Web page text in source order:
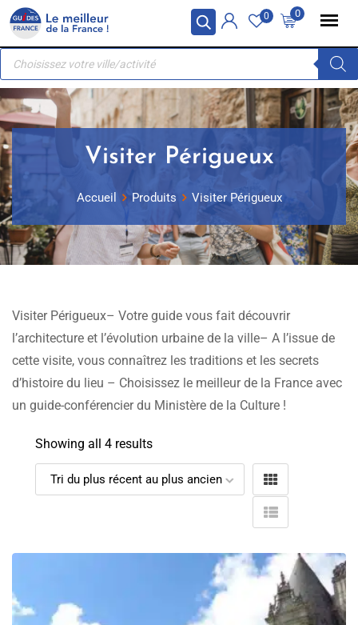
Panneau de gestion des cookies
Skip
content
0
0
Recherche
produits
Visiter Périgueux
Accueil Produits Visiter Périgueux
Visiter Périgueux– Votre guide vous fait découvrir
l’architecture et l’évolution urbaine de la ville– A l’issue de
cette visite, vous connaîtrez les traditions et les secrets
d’histoire du lieu – Choisissez le meilleur de la France avec
un guide-conférencier du Ministère de la Culture !
Showing all 4 results